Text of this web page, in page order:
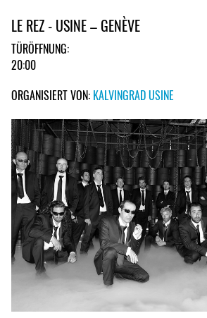
LE REZ - USINE – GENÈVE
TÜRÖFFNUNG:
20:00
ORGANISIERT VON: KALVINGRAD USINE